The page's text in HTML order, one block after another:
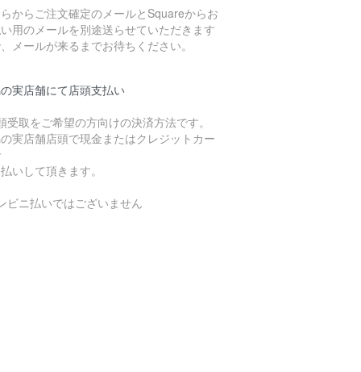
からご注文確定のメールとSquareからお
用のメールを別途送らせていただきます
メールが来るまでお待ちください。
実店舗にて店頭支払い
受取をご希望の方向けの決済方法です。
実店舗店頭で現金またはクレジットカー
いして頂きます。
ビニ払いではございません